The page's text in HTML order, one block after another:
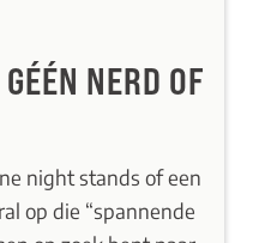
NERD OF
night stands of een
op die “spannende